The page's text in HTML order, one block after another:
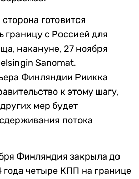
готовится
границу с Россией для
накануне, 27 ноября
Sanomat.
Финляндии Риикка
к этому шагу,
мер будет
потока
Финляндия закрыла до
года четыре КПП на границе